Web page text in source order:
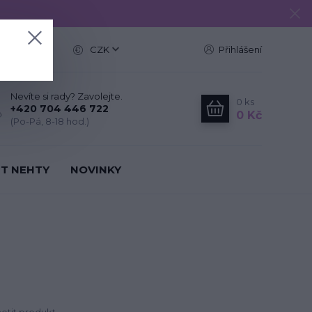
CZK Přihlášení
Nevíte si rady? Zavolejte.
+420 704 446 722
(Po-Pá, 8-18 hod.)
0 ks
0 Kč
NEHTY NOVINKY